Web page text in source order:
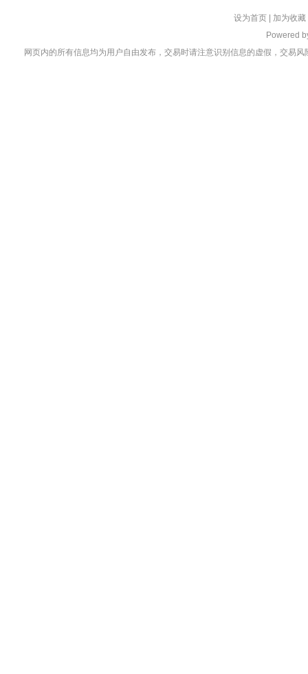
设为首页 加为收藏
Powered
网页内的所有信息均为用户自由发布，交易时请注意识别信息的虚假，交易